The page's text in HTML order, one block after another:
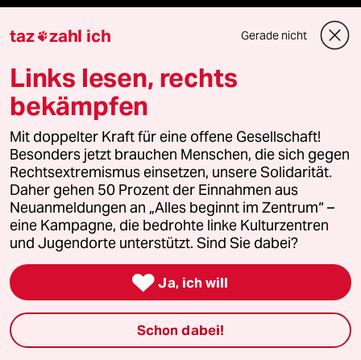
Mehr taz Angebote
Reisen
Kantine
Shop
Anzeigen
Fragen & Hilfe
taz zahl ich Gerade nicht
Links lesen, rechts
bekämpfen
Mit doppelter Kraft für eine offene Gesellschaft!
Besonders jetzt brauchen Menschen, die sich gegen
Rechtsextremismus einsetzen, unsere Solidarität.
Daher gehen 50 Prozent der Einnahmen aus
Neuanmeldungen an „Alles beginnt im Zentrum“ –
eine Kampagne, die bedrohte linke Kulturzentren
und Jugendorte unterstützt. Sind Sie dabei?
 Ja, ich will
Schon dabei!